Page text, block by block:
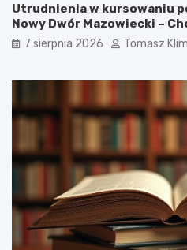
Utrudnienia w kursowaniu
Nowy Dwór Mazowiecki –
7 sierpnia 2026 Tomasz